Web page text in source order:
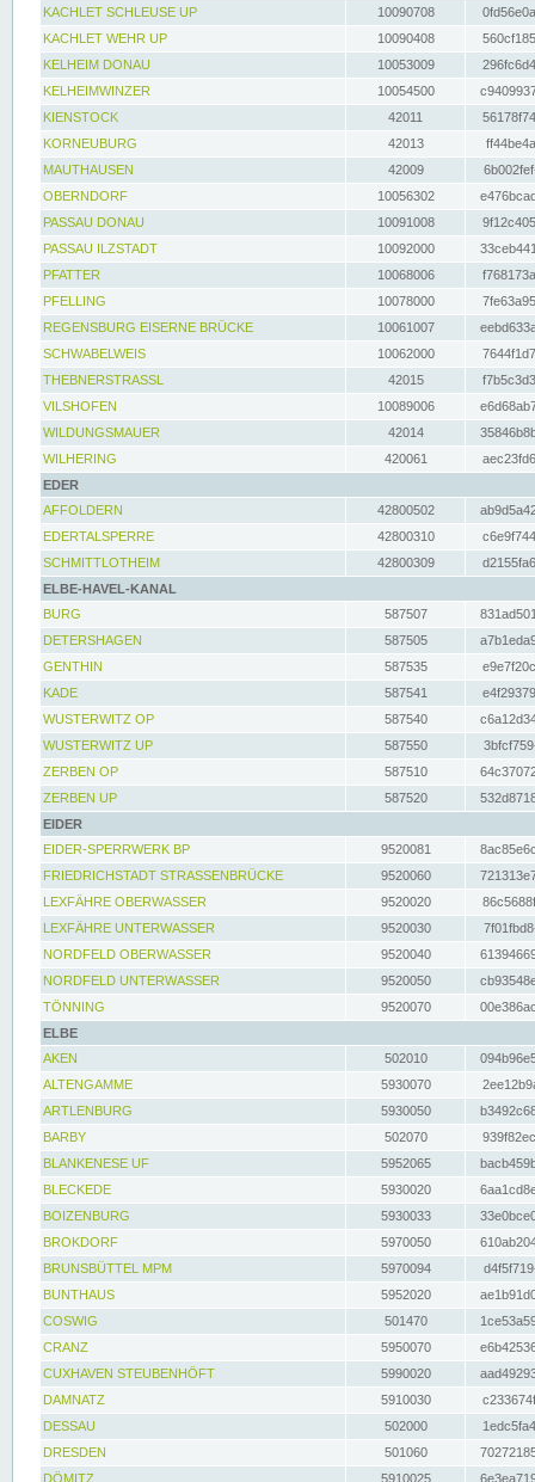
KACHLET SCHLEUSE UP
10090708
KACHLET WEHR UP
10090408
KELHEIM DONAU
10053009
KELHEIMWINZER
10054500
KIENSTOCK
42011
KORNEUBURG
42013
MAUTHAUSEN
42009
OBERNDORF
10056302
PASSAU DONAU
10091008
PASSAU ILZSTADT
10092000
PFATTER
10068006
PFELLING
10078000
REGENSBURG EISERNE BRÜCKE
10061007
SCHWABELWEIS
10062000
THEBNERSTRASSL
42015
VILSHOFEN
10089006
WILDUNGSMAUER
42014
WILHERING
420061
EDER
AFFOLDERN
42800502
EDERTALSPERRE
42800310
SCHMITTLOTHEIM
42800309
ELBE-HAVEL-KANAL
BURG
587507
DETERSHAGEN
587505
GENTHIN
587535
KADE
587541
WUSTERWITZ OP
587540
WUSTERWITZ UP
587550
ZERBEN OP
587510
ZERBEN UP
587520
EIDER
EIDER-SPERRWERK BP
9520081
FRIEDRICHSTADT STRASSENBRÜCKE
9520060
LEXFÄHRE OBERWASSER
9520020
LEXFÄHRE UNTERWASSER
9520030
NORDFELD OBERWASSER
9520040
NORDFELD UNTERWASSER
9520050
TÖNNING
9520070
ELBE
AKEN
502010
ALTENGAMME
5930070
ARTLENBURG
5930050
BARBY
502070
BLANKENESE UF
5952065
BLECKEDE
5930020
BOIZENBURG
5930033
BROKDORF
5970050
BRUNSBÜTTEL MPM
5970094
BUNTHAUS
5952020
COSWIG
501470
CRANZ
5950070
CUXHAVEN STEUBENHÖFT
5990020
DAMNATZ
5910030
DESSAU
502000
DRESDEN
501060
DÖMITZ
5910025